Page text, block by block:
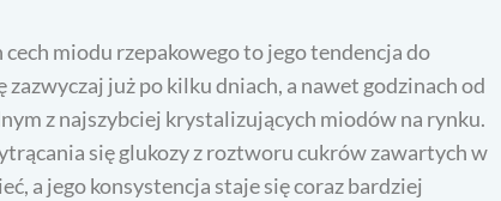
miodu rzepakowego to jego tendencja do
już po kilku dniach, a nawet godzinach od
z najszybciej krystalizujących miodów na rynku.
się glukozy z roztworu cukrów zawartych w
a jego konsystencja staje się coraz bardziej